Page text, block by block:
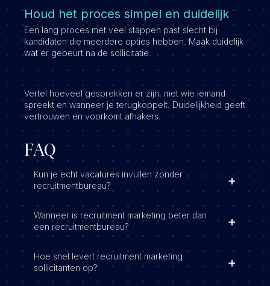
Houd het proces simpel en duidelijk
Een lang proces met veel stappen past slecht bij
kandidaten die meerdere opties hebben. Maak duidelijk
wat er gebeurt na de sollicitatie.
Vertel hoeveel gesprekken er zijn, met wie iemand
spreekt en wanneer je terugkoppelt. Duidelijkheid geeft
vertrouwen en voorkomt afhakers.
FAQ
Kun je echt vacatures invullen zonder
recruitmentbureau?
Wanneer is recruitment marketing beter dan
een recruitmentbureau?
Hoe snel levert recruitment marketing
sollicitanten op?